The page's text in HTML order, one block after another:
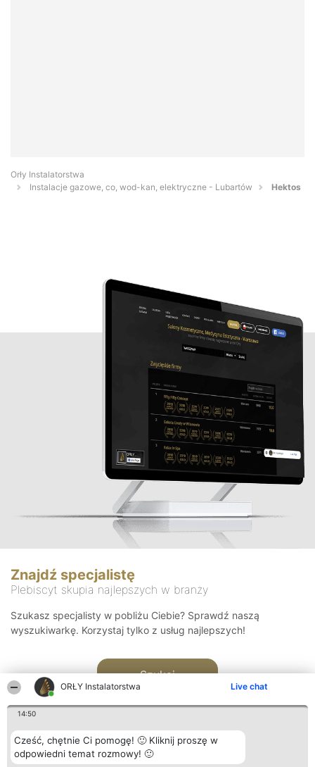
ORŁY Instalatorstwa Live chat
14:50
Cześć, chętnie Ci pomogę! 🙂 Kliknij proszę w
odpowiedni temat rozmowy! 🙂
Orły Instalatorstwa
Instalacje gazowe, co, wod-kan, elektryczne - Lubartów
Hektos
Znajdź specjalistę
Plebiscyt skupia najlepszych w branży
Szukasz specjalisty w pobliżu Ciebie? Sprawdź naszą
wyszukiwarkę. Korzystaj tylko z usług najlepszych!
Szukaj